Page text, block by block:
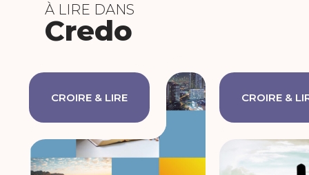
À LIRE DANS
Credo
CROIRE & LIRE CROIRE &